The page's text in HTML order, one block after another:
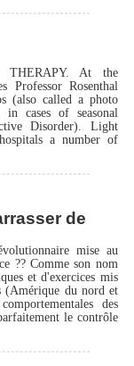
THERAPY. At the
Professor Rosenthal
(also called a photo
cases of seasonal
Disorder). Light
a number of
de
mise au
?? Comme son nom
et d'exercices mis
(Amérique du nord et
des
le contrôle